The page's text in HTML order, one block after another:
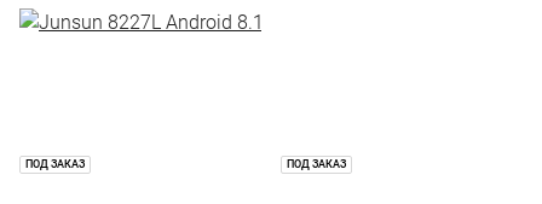
ПОД ЗАКАЗ ПОД ЗАКАЗ